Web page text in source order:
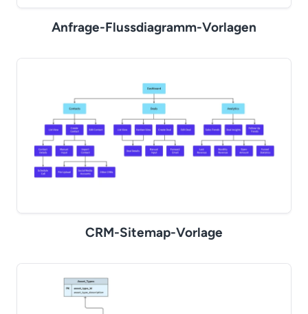
Anfrage-Flussdiagramm-Vorlagen
CRM-Sitemap-Vorlage